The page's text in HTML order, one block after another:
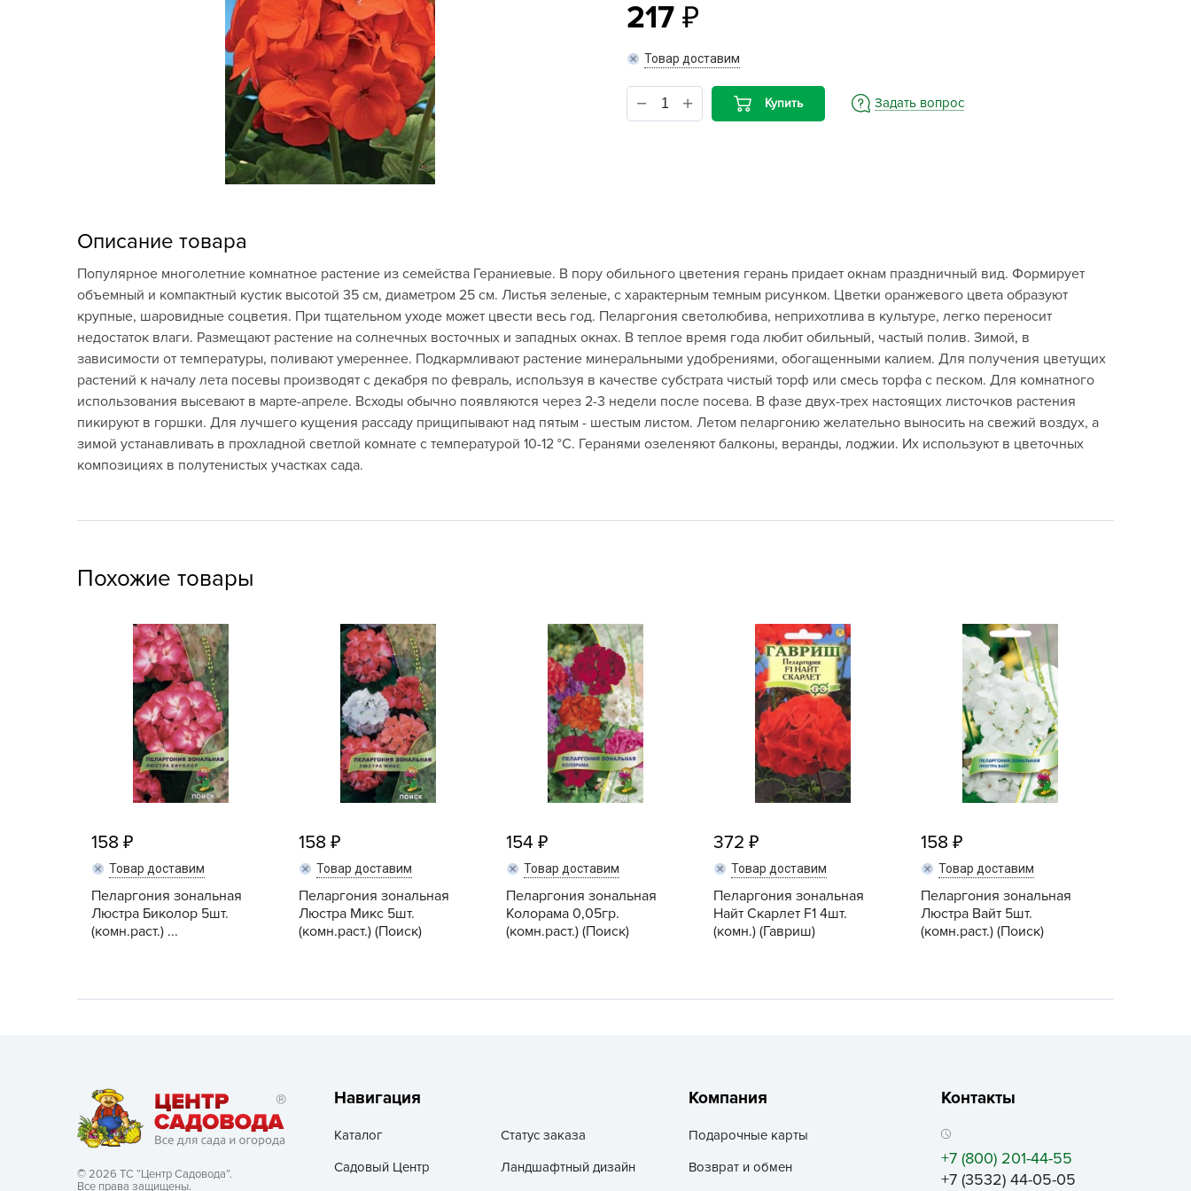
Комнатные горшечные
многолетники Весна
Новогодняя продукция
Отдых в саду, пикник
Подарочные карты
Посадочный материал
(контейнер)
Садовый инвентарь и
туалетов, компостов,
Средства защиты
растений
Средства от бытовых и
летающих насекомых,
грызунов
Удобрения
Bona Forte
Dacha Group
Grass
Green Boom
Grinda
GRIZZLY
HoZelock
Lechuza
List'OK
Rubit
Santino
Terra Vita
TORNADICA
TUT BIO
Uniel
VALBRENTA CHEMICALS
Агробиотехнология
Агрос
Банные штучки
217
Товар доставим
Купить Задать вопрос
Описание товара
Популярное многолетние комнатное растение из семейства Гераниевые. В пору обильного цветения герань придает окнам праздничный вид. Формирует
объемный и компактный кустик высотой 35 см, диаметром 25 см. Листья зеленые, с характерным темным рисунком. Цветки оранжевого цвета образуют
крупные, шаровидные соцветия. При тщательном уходе может цвести весь год. Пеларгония светолюбива, неприхотлива в культуре, легко переносит
недостаток влаги. Размещают растение на солнечных восточных и западных окнах. В теплое время года любит обильный, частый полив. Зимой, в
зависимости от температуры, поливают умереннее. Подкармливают растение минеральными удобрениями, обогащенными калием. Для получения цветущих
растений к началу лета посевы производят с декабря по февраль, используя в качестве субстрата чистый торф или смесь торфа с песком. Для комнатного
использования высевают в марте-апреле. Всходы обычно появляются через 2-3 недели после посева. В фазе двух-трех настоящих листочков растения
пикируют в горшки. Для лучшего кущения рассаду прищипывают над пятым - шестым листом. Летом пеларгонию желательно выносить на свежий воздух, а
зимой устанавливать в прохладной светлой комнате с температурой 10-12 °C. Геранями озеленяют балконы, веранды, лоджии. Их используют в цветочных
композициях в полутенистых участках сада.
Похожие товары
158
Товар доставим
Пеларгония зональная
Люстра Биколор 5шт.
(комн.раст.) ...
158
Товар доставим
Пеларгония зональная
Люстра Микс 5шт.
(комн.раст.) (Поиск)
154
Товар доставим
Пеларгония зональная
Колорама 0,05гр.
(комн.раст.) (Поиск)
372
Товар доставим
Пеларгония зональная
Найт Скарлет F1 4шт.
(комн.) (Гавриш)
158
Товар доставим
Пеларгония зональная
Люстра Вайт 5шт.
(комн.раст.) (Поиск)
© 2026 ТС “Центр Садовода”.
Все права защищены.
Навигация
Каталог
Статус заказа
Садовый Центр
Ландшафтный дизайн
Компания
Подарочные карты
Возврат и обмен
Контакты
+7 (800) 201-44-55
+7 (3532) 44-05-05